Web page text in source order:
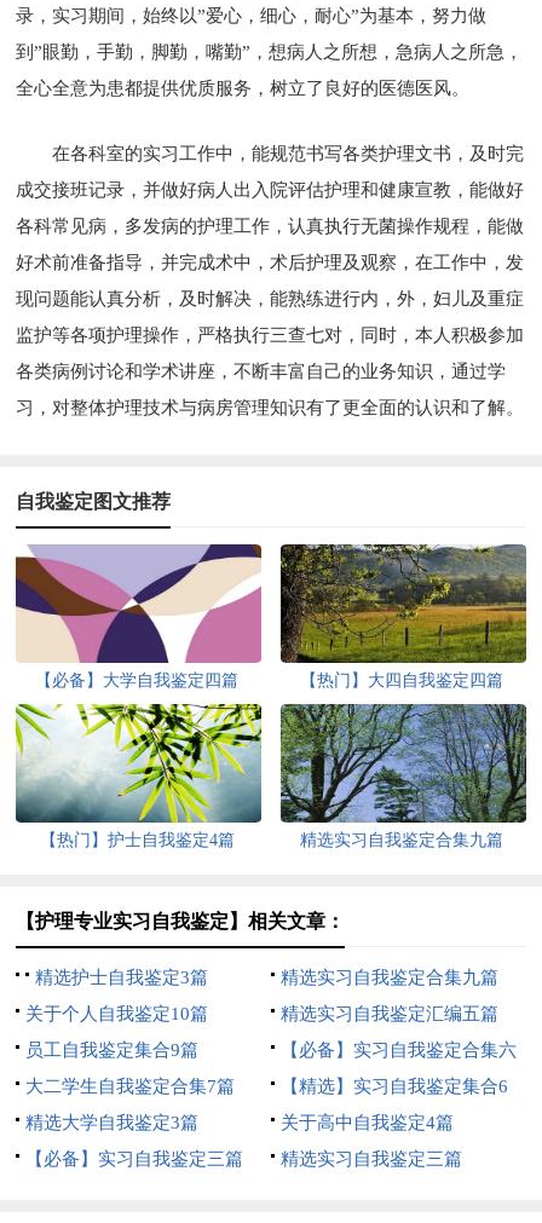
录，实习期间，始终以”爱心，细心，耐心”为基本，努力做
到”眼勤，手勤，脚勤，嘴勤”，想病人之所想，急病人之所急，
全心全意为患都提供优质服务，树立了良好的医德医风。
在各科室的实习工作中，能规范书写各类护理文书，及时完
成交接班记录，并做好病人出入院评估护理和健康宣教，能做好
各科常见病，多发病的护理工作，认真执行无菌操作规程，能做
好术前准备指导，并完成术中，术后护理及观察，在工作中，发
现问题能认真分析，及时解决，能熟练进行内，外，妇儿及重症
监护等各项护理操作，严格执行三查七对，同时，本人积极参加
各类病例讨论和学术讲座，不断丰富自己的业务知识，通过学
习，对整体护理技术与病房管理知识有了更全面的认识和了解。
自我鉴定图文推荐
【必备】大学自我鉴定四篇 【热门】大四自我鉴定四篇
【热门】护士自我鉴定4篇 精选实习自我鉴定合集九篇
【护理专业实习自我鉴定】相关文章：
精选护士自我鉴定3篇
精选实习自我鉴定合集九篇
关于个人自我鉴定10篇
精选实习自我鉴定汇编五篇
员工自我鉴定集合9篇
【必备】实习自我鉴定合集六
篇
大二学生自我鉴定合集7篇
【精选】实习自我鉴定集合6
篇
精选大学自我鉴定3篇
关于高中自我鉴定4篇
【必备】实习自我鉴定三篇
精选实习自我鉴定三篇